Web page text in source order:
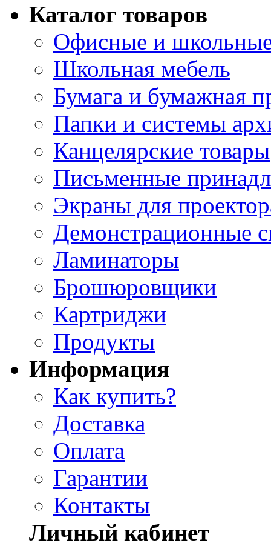
Каталог товаров
Офисные и
Школьная мебель
Бумага и бумажная
Папки и системы
Канцелярские товары
Письменные
Экраны для
Демонстрационные
Ламинаторы
Брошюровщики
Картриджи
Продукты
Информация
Как купить?
Доставка
Оплата
Гарантии
Контакты
Личный кабинет